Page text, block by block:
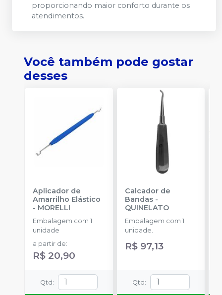
proporcionando maior conforto durante os
atendimentos.
Você também pode gostar
desses
Aplicador de
Amarrilho Elástico
- MORELLI
Embalagem com 1
unidade
a partir de:
R$ 20,90
Qtd :
Calcador de
Bandas-
QUINELATO
Embalagem com 1
unidade.
R$ 97,13
Qtd :